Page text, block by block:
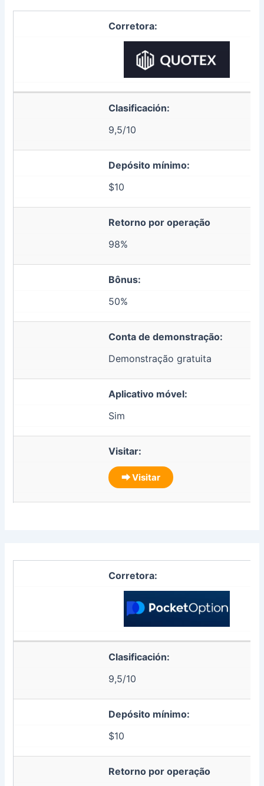
Corretora:
Clasificación:
9,5/10
Depósito mínimo:
$10
Retorno por operação
98%
Bônus:
50%
Conta de demonstração:
Demonstração gratuita
Aplicativo móvel:
Sim
Visitar:
⮕ Visitar
Corretora:
Clasificación:
9,5/10
Depósito mínimo:
$10
Retorno por operação